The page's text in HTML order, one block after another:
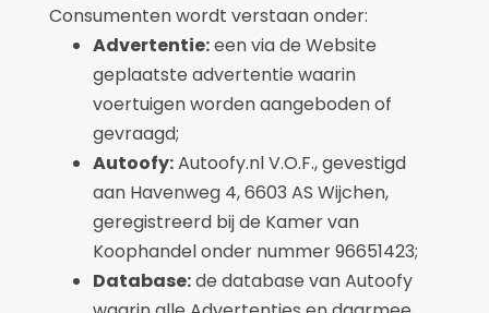
Consumenten wordt verstaan onder:
Advertentie:een via de Website
geplaatste advertentie waarin
voertuigen worden aangeboden of
gevraagd;
Autoofy:Autoofy.nl V.O.F., gevestigd
aan Havenweg 4, 6603 AS Wijchen,
geregistreerd bij de Kamer van
Koophandel onder nummer 96651423;
Database:de database van Autoofy